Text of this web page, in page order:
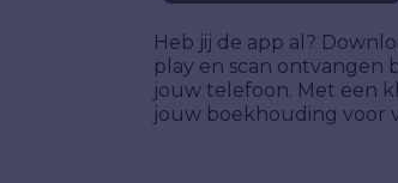
Heb jij de app al?
play en scan
jouw telefoon. Met een
jouw boekhouding voor